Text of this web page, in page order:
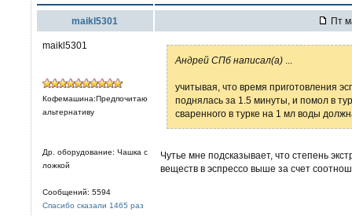
maikl5301 Пт
maikl5301
Кофемашина:Предпочитаю
альтернативу
Др. оборудование: Чашка с
ложкой
Сообщений: 5594
Спасибо сказали 1465 раз
Андрей СПб написал(а)
учитывая, что время приготовления
поднялась за 1.5 минуты, и помол в
сваренного в турке на 1 мл воды
Чутье мне подсказывает, что степень
веществ в эспрессо выше за счет